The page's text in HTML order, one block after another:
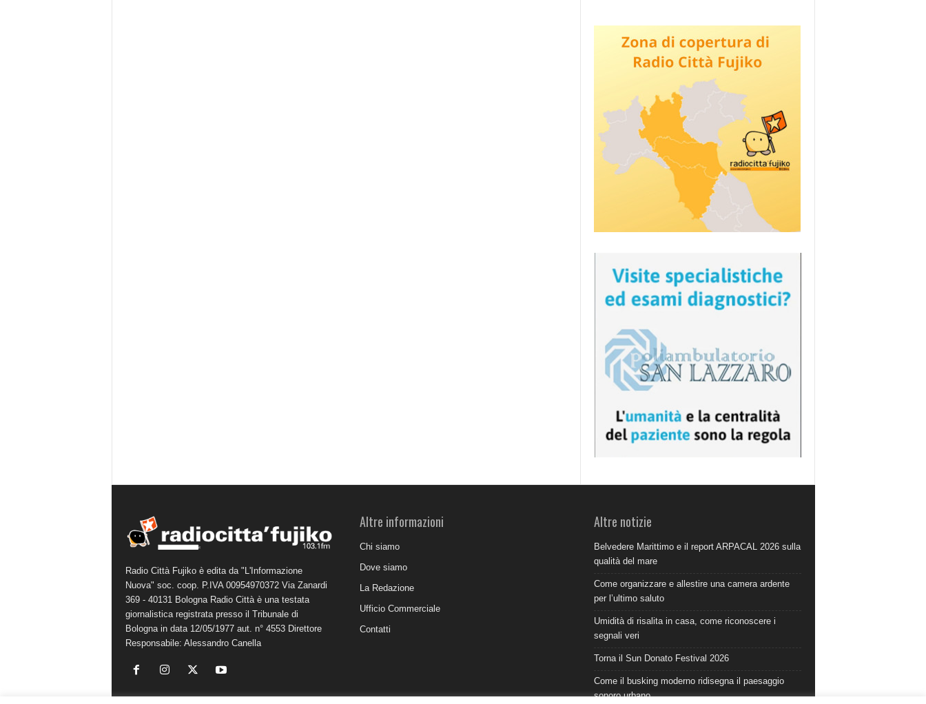
Radio Città Fujiko è edita da "L'Informazione
Nuova" soc. coop. P.IVA 00954970372 Via Zanardi
369 - 40131 Bologna Radio Città è una testata
giornalistica registrata presso il Tribunale di
Bologna in data 12/05/1977 aut. n° 4553 Direttore
Responsabile: Alessandro Canella
Altre informazioni
Chi siamo
Dove siamo
La Redazione
Ufficio Commerciale
Contatti
Altre notizie
Belvedere Marittimo e il report ARPACAL 2026 sulla
qualità del mare
Come organizzare e allestire una camera ardente
per l’ultimo saluto
Umidità di risalita in casa, come riconoscere i
segnali veri
Torna il Sun Donato Festival 2026
Come il busking moderno ridisegna il paesaggio
sonoro urbano